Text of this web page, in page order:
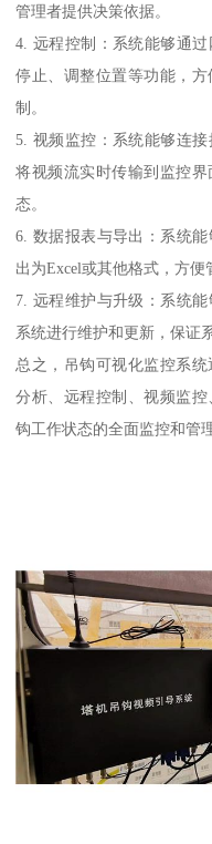
管理者提供决策依据。
4. 远程控制：系统能够通过
停止、调整位置等功能，
制。
5. 视频监控：系统能够连
将视频流实时传输到监控
态。
6. 数据报表与导出：系统
出为Excel或其他格式，方便
7. 远程维护与升级：系统
系统进行维护和更新，保证
总之，吊钩可视化监控系
分析、远程控制、视频监
钩工作状态的全面监控和管